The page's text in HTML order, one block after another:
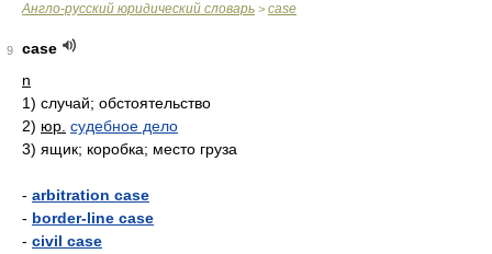
Англо-русский юридический словарь > case
9
case
n
1) случай; обстоятельство
2) юр. судебное дело
3) ящик; коробка; место груза
- arbitration case
- border-line case
- civil case